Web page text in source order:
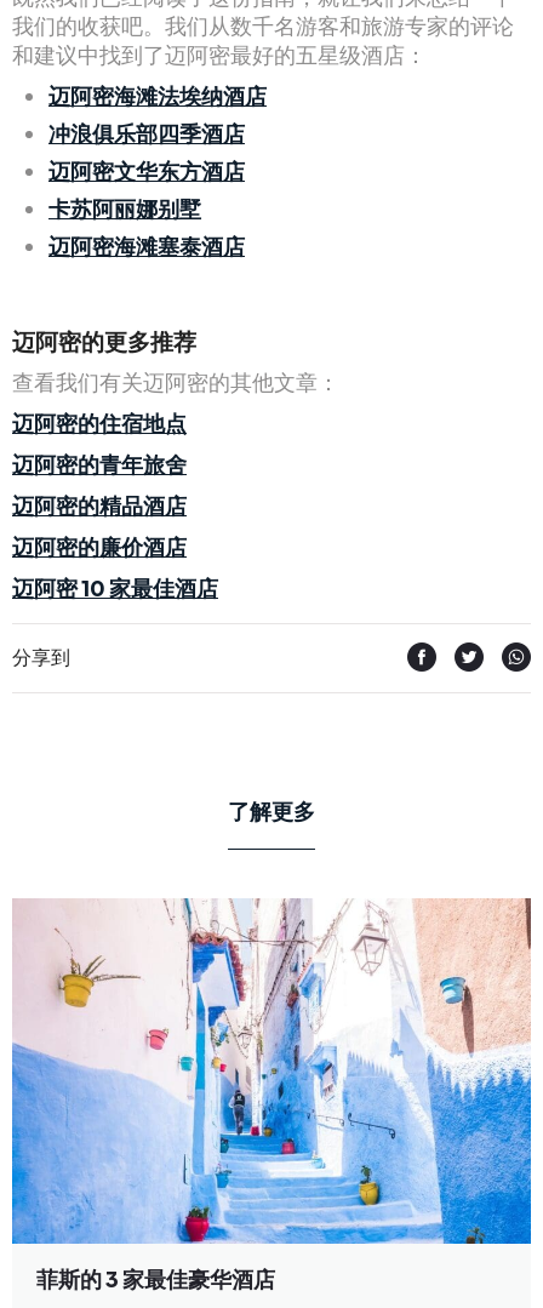
我们的收获吧。我们从数千名游客和旅游专家的评论
和建议中找到了迈阿密最好的五星级酒店：
迈阿密海滩法埃纳酒店
冲浪俱乐部四季酒店
迈阿密文华东方酒店
卡苏阿丽娜别墅
迈阿密海滩塞泰酒店
迈阿密的更多推荐
查看我们有关迈阿密的其他文章：
迈阿密的住宿地点
迈阿密的青年旅舍
迈阿密的精品酒店
迈阿密的廉价酒店
迈阿密 10 家最佳酒店
分享到
了解更多
菲斯的 3 家最佳豪华酒店